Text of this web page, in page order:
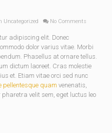
Uncategorized No Comments
adipiscing elit. Donec
dolor varius vitae. Morbi
Phasellus at ornare tellus.
dictum laoreet. Cras molestie
et. Etiam vitae orci sed nunc
pellentesque quam venenatis,
velit sem, eget luctus leo